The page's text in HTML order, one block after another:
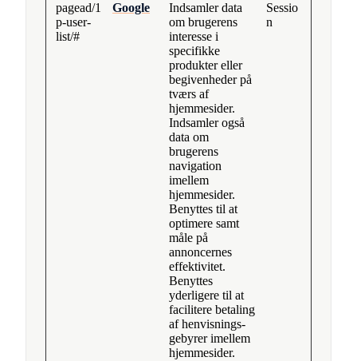
pagead/1
p-user-
list/#
Google
Indsamler data
om brugerens
interesse i
specifikke
produkter eller
begivenheder på
tværs af
hjemmesider.
Indsamler også
data om
brugerens
navigation
imellem
hjemmesider.
Benyttes til at
optimere samt
måle på
annoncernes
effektivitet.
Benyttes
yderligere til at
facilitere betaling
af henvisnings-
gebyrer imellem
hjemmesider.
Sessio
n